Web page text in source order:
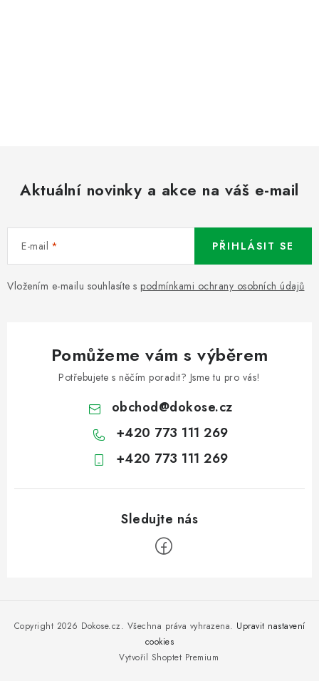
Aktuální novinky a akce na váš e-mail
E-mail
Vložením e-mailu souhlasíte s podmínkami ochrany osobních údajů
PŘIHLÁSIT SE
Pomůžeme vám s výběrem
Potřebujete s něčím poradit? Jsme tu pro vás!
obchod@dokose.cz
+420 773 111 269
+420 773 111 269
Vytvořil Shoptet Premium
Copyright 2026 Dokose.cz. Všechna práva vyhrazena. Upravit nastavení
cookies